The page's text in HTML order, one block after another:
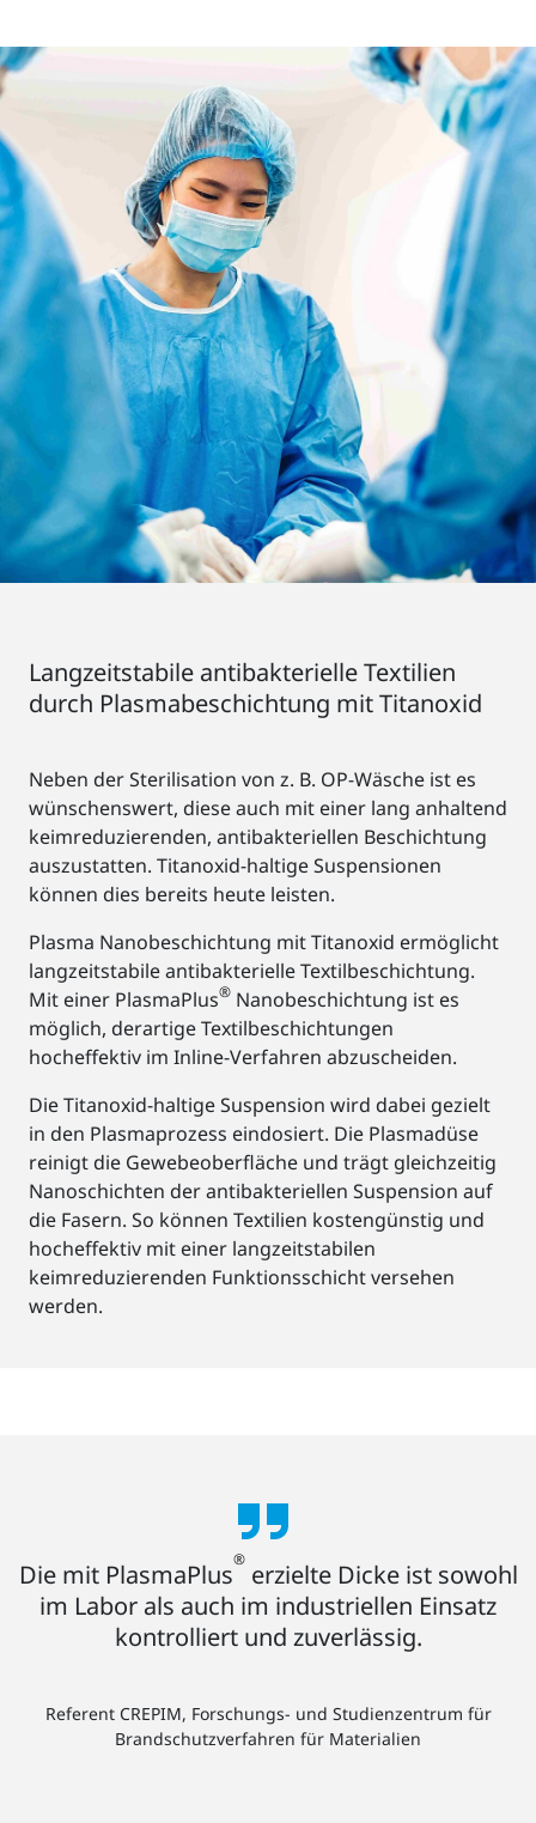
Langzeitstabile antibakterielle Textilien
durch Plasmabeschichtung mit Titanoxid
Neben der Sterilisation von z. B. OP-Wäsche ist es
wünschenswert, diese auch mit einer lang anhaltend
keimreduzierenden, antibakteriellen Beschichtung
auszustatten. Titanoxid-haltige Suspensionen
können dies bereits heute leisten.
Plasma Nanobeschichtung mit Titanoxid ermöglicht
langzeitstabile antibakterielle Textilbeschichtung.
Mit einer PlasmaPlus® Nanobeschichtung ist es
möglich, derartige Textilbeschichtungen
hocheffektiv im Inline-Verfahren abzuscheiden.
Die Titanoxid-haltige Suspension wird dabei gezielt
in den Plasmaprozess eindosiert. Die Plasmadüse
reinigt die Gewebeoberfläche und trägt gleichzeitig
Nanoschichten der antibakteriellen Suspension auf
die Fasern. So können Textilien kostengünstig und
hocheffektiv mit einer langzeitstabilen
keimreduzierenden Funktionsschicht versehen
werden.
Die mit PlasmaPlus® erzielte Dicke ist sowohl
im Labor als auch im industriellen Einsatz
kontrolliert und zuverlässig.
Referent CREPIM, Forschungs- und Studienzentrum für
Brandschutzverfahren für Materialien